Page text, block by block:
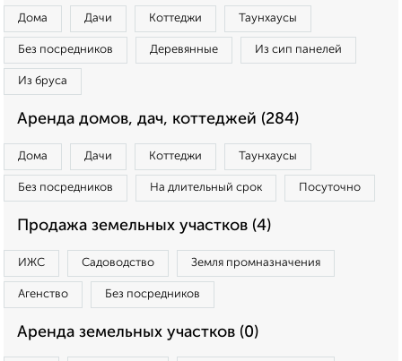
Дома Дачи Коттеджи Таунхаусы
Без посредников Деревянные Из сип панелей
Из бруса
Аренда домов, дач, коттеджей (284)
Дома Дачи Коттеджи Таунхаусы
Без посредников На длительный срок Посуточно
Продажа земельных участков (4)
ИЖС Садоводство Земля промназначения
Агенство Без посредников
Аренда земельных участков (0)